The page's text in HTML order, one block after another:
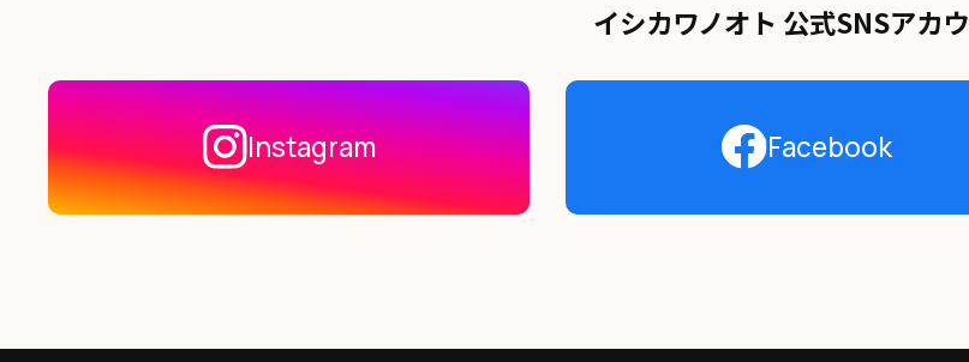
イシカワノオト 公式SNSアカ
Instagram Facebook